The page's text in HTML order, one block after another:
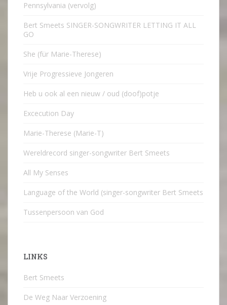
Pennsylvania (vervolg)
Bert Smeets SINGER-SONGWRITER LETTING IT ALL
GO
She (für Marie-Therese)
Vrije Progressieve Jongeren
Heb u ook al een nieuw / oud (doof)potje
Excecution Day
Marie-Therese (Marie-T)
Wereldrecord singer-songwriter Bert Smeets
All My Senses
Language of the World (singer-songwriter Bert Smeets
Tussenpersoon van God
LINKS
Bert Smeets
De Weg Naar Verzoening